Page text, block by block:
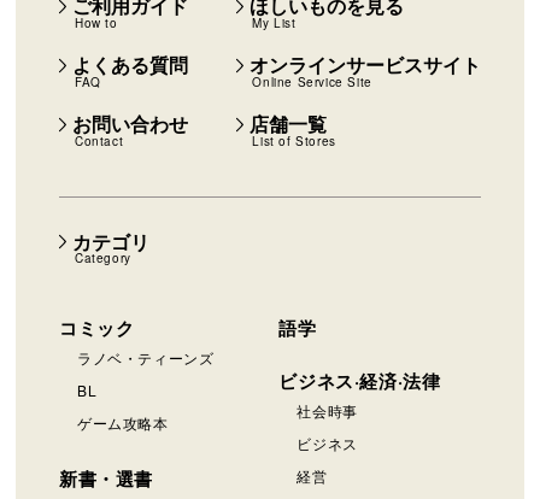
カテゴリ
Category
コミック
ラノベ・ティーンズ
BL
ゲーム攻略本
新書・選書
語学
ビジネス·経済·法律
社会時事
ビジネス
経営
ご利用ガイド
How to
ほしいものを見る
My List
よくある質問
FAQ
オンラインサービスサイト
Online Service Site
お問い合わせ
Contact
店舗一覧
List of Stores